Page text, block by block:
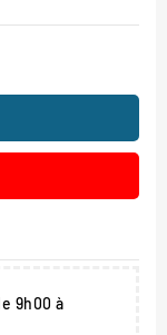
9h00 à